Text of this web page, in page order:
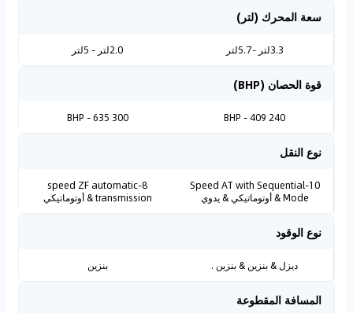
سعة المحرك (لتر)
3.3لتر - 5.7لتر 2.0لتر - 5لتر
قوة الحصان (BHP)
240 BHP - 409
300 BHP - 635
نوع النقل
10-Speed AT with Sequential
Mode & أوتوماتيكي & يدوي
8-speed ZF automatic
transmission & أوتوماتيكي
نوع الوقود
ديزل & بنزين & بنزين . بنزين
المسافة المقطوعة